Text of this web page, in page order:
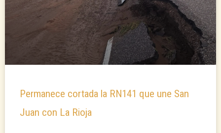
Permanece cortada la RN141 que une San
Juan con La Rioja